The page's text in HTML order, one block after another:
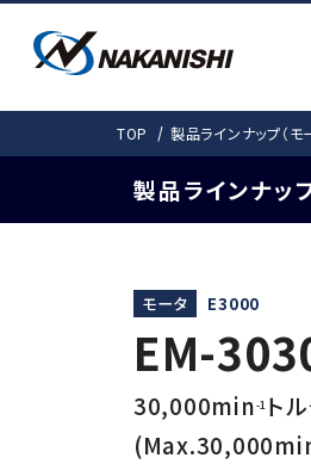
製品ラインナップ
電動式 (基本外径・
E4000 (φ40)
E3000i（φ30・31）
事例紹介
カタログ
SUPPORT
よくあ
会社概要
TOP 製品ラインナップ（モ
製品ラインナッ
モータ E3000
EM-
30,000min-1 ト